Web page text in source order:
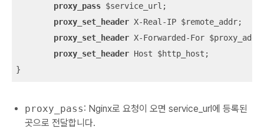
proxy_pass $service_url;
proxy_set_header X-Real-IP $remote_addr;
proxy_set_header X-Forwarded-For
proxy_set_header Host $http_host;
}
proxy_pass: Nginx로 요청이 오면 service_url에 등록된
곳으로 전달합니다.